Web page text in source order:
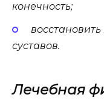
конечность;
суставов.
Лечебная